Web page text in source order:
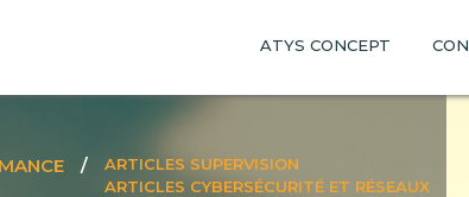
ATYS CONCEPT
/
ARTICLES SUPERVISION
ARTICLES CYBERSÉCURITÉ ET RÉSEAUX